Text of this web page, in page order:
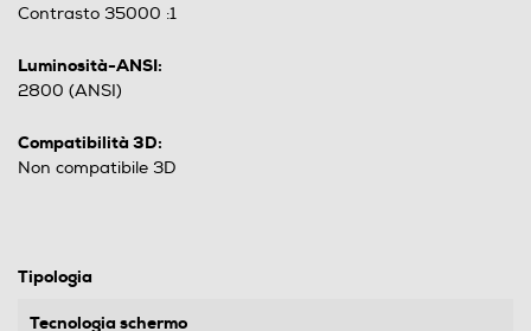
Contrasto 35000 :1
Luminosità-ANSI:
2800 (ANSI)
Compatibilità 3D:
Non compatibile 3D
Tipologia
Tecnologia schermo